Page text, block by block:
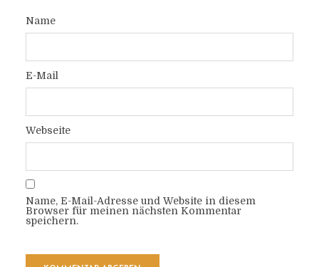
Name
E-Mail
Webseite
Name, E-Mail-Adresse und Website in diesem
Browser für meinen nächsten Kommentar
speichern.